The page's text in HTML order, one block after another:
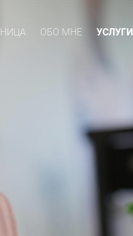
ОБО МНЕ УСЛУГИ